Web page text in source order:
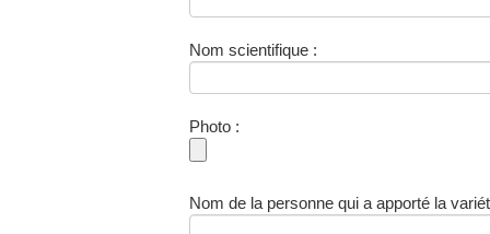
Nom scientifique :
Photo :
Nom de la personne qui a apporté la